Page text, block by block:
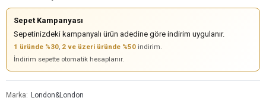
Sepet Kampanyası
Sepetinizdeki kampanyalı ürün adedine göre indirim uygulanır.
1 üründe %30, 2 ve üzeri üründe %50 indirim.
İndirim sepette otomatik hesaplanır.
Marka
London&London